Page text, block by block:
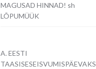
MAGUSAD HINNAD! sh
LÕPUMÜÜK
A. EESTI
TAASISESEISVUMISPÄEVAKS